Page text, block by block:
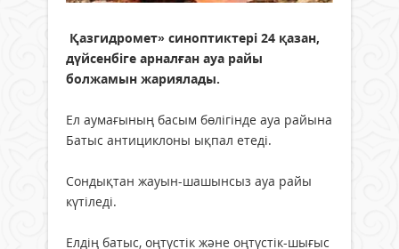
Қазгидромет» синоптиктері 24 қазан,
дүйсенбіге арналған ауа райы
болжамын жариялады.
Ел аумағының басым бөлігінде ауа райына
Батыс антициклоны ықпал етеді.
Сондықтан жауын-шашынсыз ауа райы
күтіледі.
Елдің батыс, оңтүстік және оңтүстік-шығыс